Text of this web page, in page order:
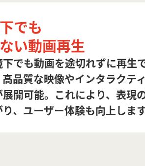
でも
い動画再生
でも動画を途切れずに再生
品質な映像やインタラクテ
開可能。これにより、表現
、ユーザー体験も向上しま